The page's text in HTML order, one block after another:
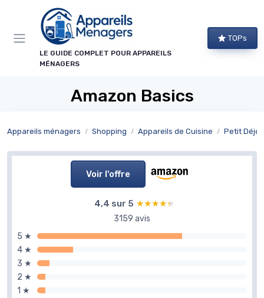
LE GUIDE COMPLET POUR APPAREILS
MÉNAGERS
TOPs
Amazon Basics
Appareils ménagers Shopping Appareils de Cuisine Petit
Voir l'offre
4,4 sur 5 ★★★★★
★★★★★
3159 avis
5 ★
4 ★
3 ★
2 ★
1 ★
Panneau de gestion des cookies